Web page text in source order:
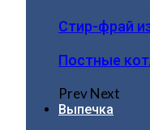
Стир-фрай
Постные
PrevNext
Выпечка